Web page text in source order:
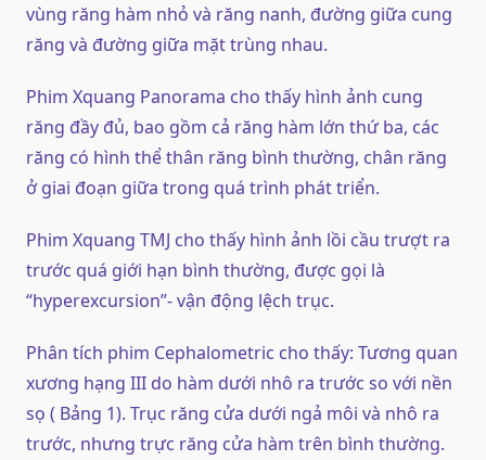
vùng răng hàm nhỏ và răng nanh, đường giữa cung
răng và đường giữa mặt trùng nhau.
Phim Xquang Panorama cho thấy hình ảnh cung
răng đầy đủ, bao gồm cả răng hàm lớn thứ ba, các
răng có hình thể thân răng bình thường, chân răng
ở giai đoạn giữa trong quá trình phát triển.
Phim Xquang TMJ cho thấy hình ảnh lồi cầu trượt ra
trước quá giới hạn bình thường, được gọi là
“hyperexcursion”- vận động lệch trục.
Phân tích phim Cephalometric cho thấy: Tương quan
xương hạng III do hàm dưới nhô ra trước so với nền
sọ ( Bảng 1). Trục răng cửa dưới ngả môi và nhô ra
trước, nhưng trực răng cửa hàm trên bình thường.